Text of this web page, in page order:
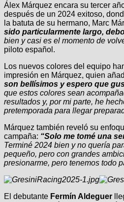
Álex Márquez encara su tercer
después de un 2024 exitoso,
la batuta de su hermano, Marc
sido particularmente largo,
bien y casi es el momento de
piloto español.
Los nuevos colores del equipo
impresión en Márquez, quien
son bellísimos y espero que
que estos colores sean
resultados y, por mi parte, he
pretemporada para llegar
Márquez también reveló su
campaña: “Solo me tomé una
Terminé 2024 bien y no quería
pequeño, pero con grandes
presionarme, pero tenemos todo
El debutante Fermín Aldeguer